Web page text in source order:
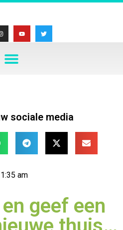
sociale media
am
geef een